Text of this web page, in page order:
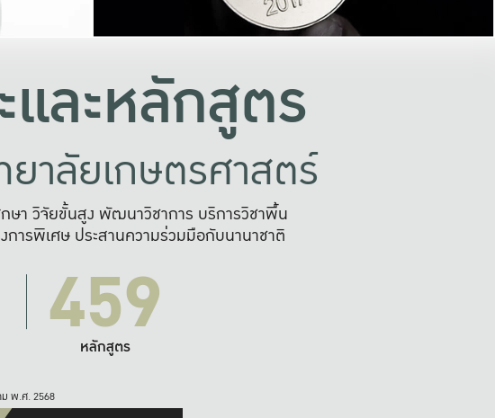
ละหลักสูตร
ยาลัยเกษตรศาสตร์
า วิจัยขั้นสูง พัฒนาวิชาการ บริการวิชาพื้น
การพิเศษ ประสานความร่วมมือกับนานาชาติ
459
หลักสูตร
พ.ศ. 2568